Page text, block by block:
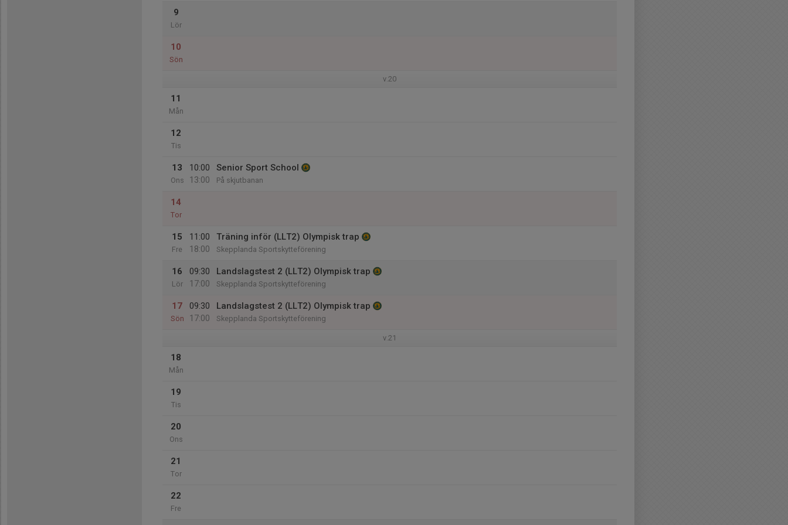
9
Lör
10
Sön
v.20
11
Mån
12
Tis
13
Ons
10:00
13:00
Senior Sport School
På skjutbanan
14
Tor
15
Fre
11:00
18:00
Träning inför (LLT2) Olympisk trap
Skepplanda Sportskytteförening
16
Lör
09:30
17:00
Landslagstest 2 (LLT2) Olympisk trap
Skepplanda Sportskytteförening
17
Sön
09:30
17:00
Landslagstest 2 (LLT2) Olympisk trap
Skepplanda Sportskytteförening
v.21
18
Mån
19
Tis
20
Ons
21
Tor
22
Fre